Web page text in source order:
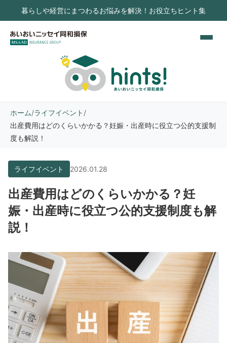
暮らしや経営にまつわるお悩みを解決！お役立ちヒント集
ホーム/ライフイベント /
出産費用はどのくらいかかる？妊娠・出産時に役立つ公的支援制
度も解説！
ライフイベント 2026.01.28
出産費用はどのくらいかかる？妊
娠・出産時に役立つ公的支援制度も解
説！